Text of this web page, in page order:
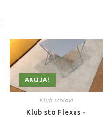
AKCIJA!
Klub stolovi
Klub sto Flexus -